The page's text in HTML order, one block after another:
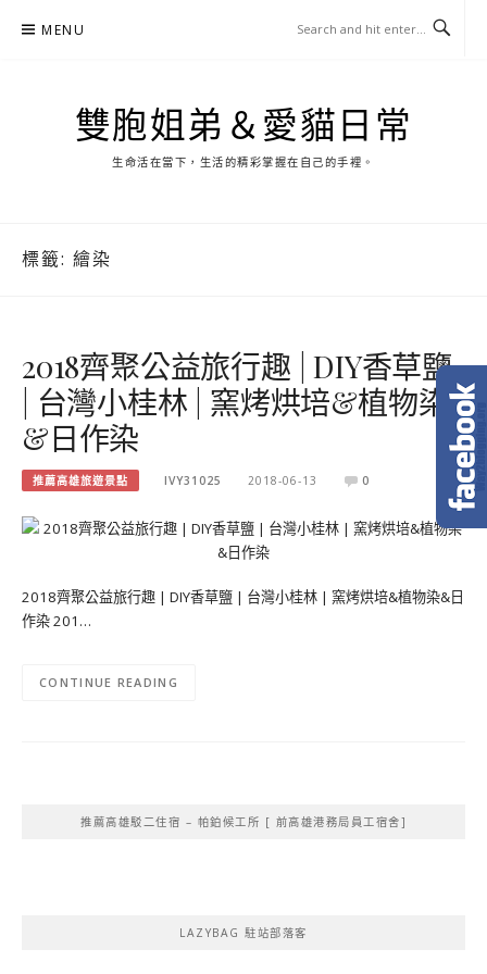
MENU
雙胞姐弟＆愛貓日常
生命活在當下，生活的精彩掌握在自己的手裡。
標籤: 繪染
2018齊聚公益旅行趣 | DIY香草鹽
| 台灣小桂林 | 窯烤烘培&植物染
&日作染
推薦高雄旅遊景點 IVY31025 2018-06-13 0
2018齊聚公益旅行趣 | DIY香草鹽 | 台灣小桂林 | 窯烤烘培&植物染&日
作染 201…
CONTINUE READING
推薦高雄駁二住宿 – 帕鉑候工所 [ 前高雄港務局員工宿舍]
LAZYBAG 駐站部落客